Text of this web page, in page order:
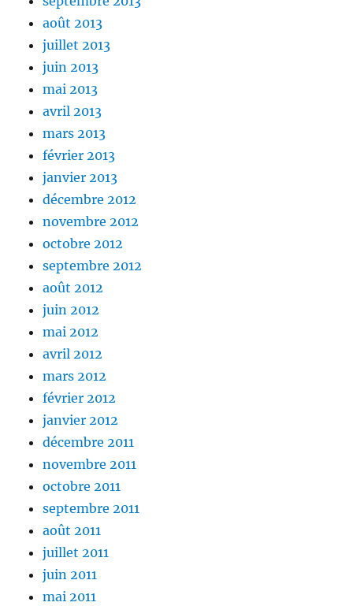
août 2013
juillet 2013
juin 2013
mai 2013
avril 2013
mars 2013
février 2013
janvier 2013
décembre 2012
novembre 2012
octobre 2012
septembre 2012
août 2012
juin 2012
mai 2012
avril 2012
mars 2012
février 2012
janvier 2012
décembre 2011
novembre 2011
octobre 2011
septembre 2011
août 2011
juillet 2011
juin 2011
mai 2011